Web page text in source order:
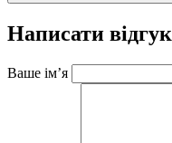
Написати відгук
Ваше ім’я